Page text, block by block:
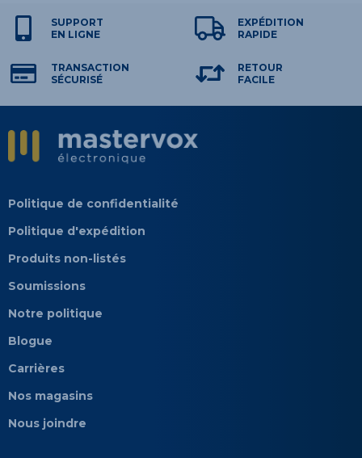
SUPPORT
EN LIGNE
EXPÉDITION
RAPIDE
TRANSACTION
SÉCURISÉ
RETOUR
FACILE
Politique de confidentialité
Politique d'expédition
Produits non-listés
Soumissions
Notre politique
Blogue
Carrières
Nos magasins
Nous joindre